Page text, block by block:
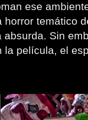
ese
horror temático
absurda. Sin
la película, el